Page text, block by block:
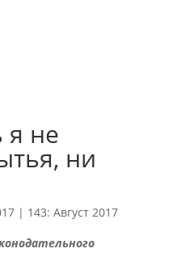
я не
ни
| 143: Август 2017